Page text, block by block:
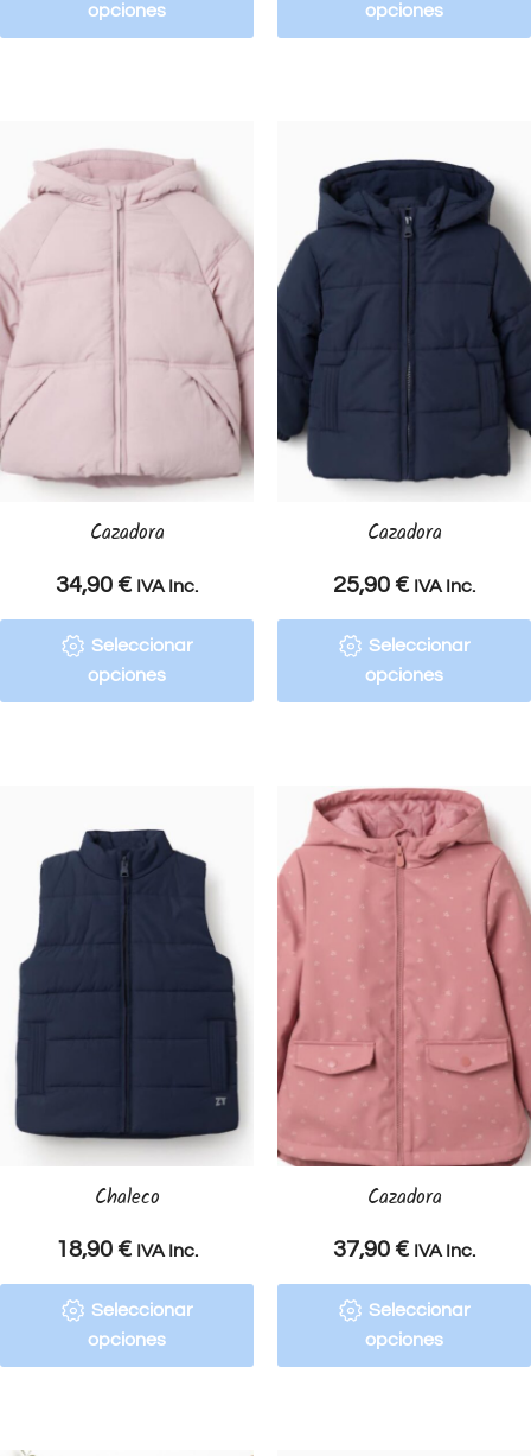
opciones
opciones
Cazadora
34,90 € IVA Inc.
Seleccionar
opciones
Cazadora
25,90 € IVA Inc.
Seleccionar
opciones
Chaleco
18,90 € IVA Inc.
Seleccionar
opciones
Cazadora
37,90 € IVA Inc.
Seleccionar
opciones